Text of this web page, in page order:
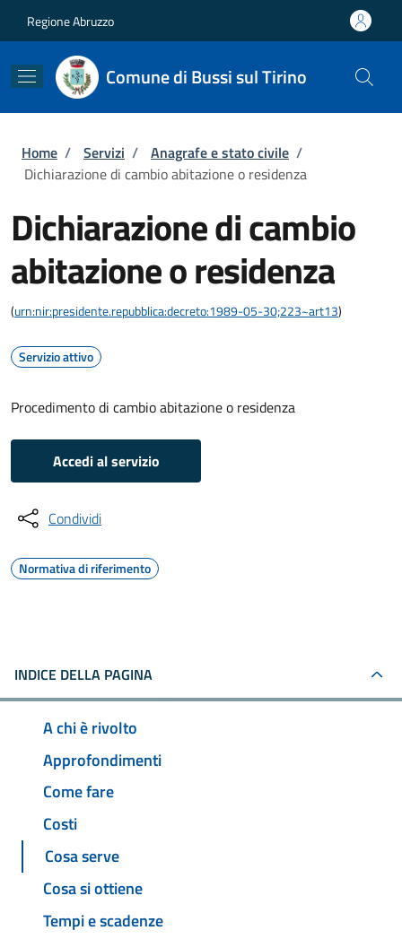
Regione Abruzzo
Comune di Bussi sul Tirino
Briciole di pane
Home / Servizi / Anagrafe e stato civile /
Dichiarazione di cambio abitazione o residenza
Dichiarazione di cambio
abitazione o residenza
(urn:nir:presidente.repubblica:decreto:1989-05-30;223~art13)
Servizio attivo
Procedimento di cambio abitazione o residenza
Accedi al servizio
Condividi
Normativa di riferimento
INDICE DELLA PAGINA
A chi è rivolto
Approfondimenti
Come fare
Costi
Cosa serve
Cosa si ottiene
Tempi e scadenze